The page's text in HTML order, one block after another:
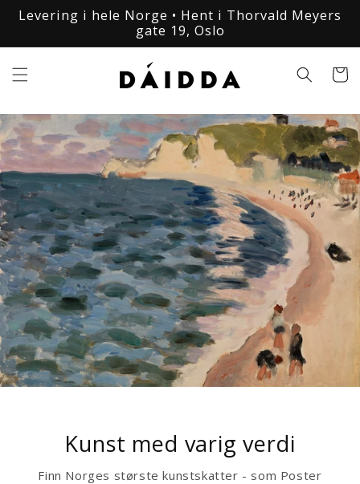
videre til
Levering i hele Norge • Hent i Thorvald Meyers
gate 19, Oslo
Kunst med varig verdi
Finn Norges største kunstskatter - som Poster